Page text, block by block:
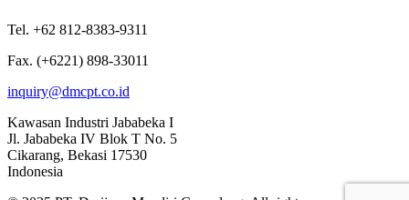
Tel. +62 812-8383-9311
Fax. (+6221) 898-33011
inquiry@dmcpt.co.id
Kawasan Industri Jababeka I
Jl. Jababeka IV Blok T No. 5
Cikarang, Bekasi 17530
Indonesia